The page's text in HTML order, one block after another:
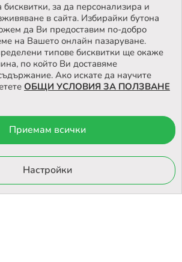
НАШИЯТ МАГАЗИН
права запазени ™ |Карта на сайта
магазин
бисквитки, за да персонализира и
в сайта. Избирайки бутона
да Ви предоставим по-добро
на Вашето онлайн пазаруване.
типове бисквитки ще окаже
по който Ви доставяме
Ако искате да научите
ОБЩИ УСЛОВИЯ ЗА ПОЛЗВАНЕ
Приемам всички
Настройки